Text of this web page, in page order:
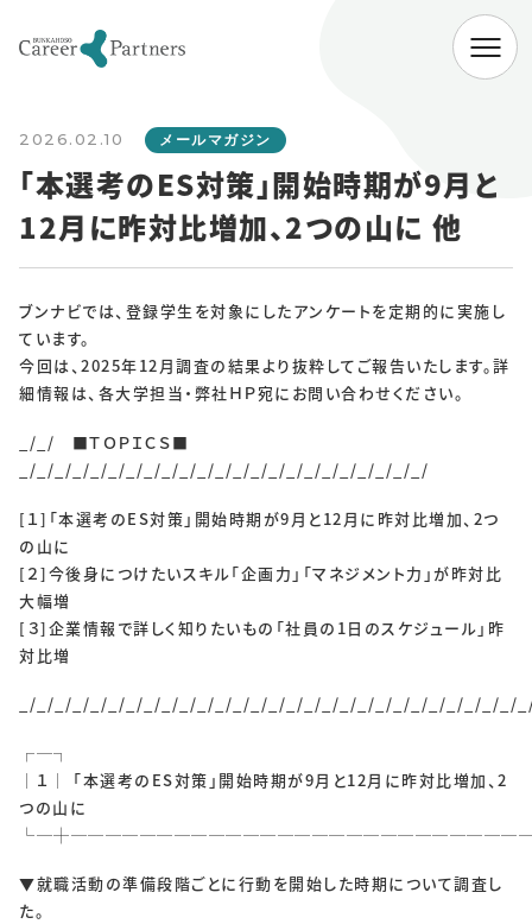
2026.02.10 メールマガジン
「本選考のES対策」開始時期が9月と
12月に昨対比増加、2つの山に 他
ブンナビでは、登録学生を対象にしたアンケートを定期的に実施し
ています。
今回は、2025年12月調査の結果より抜粋してご報告いたします。詳
細情報は、各大学担当・弊社ＨＰ宛にお問い合わせください。
_/_/ ■ＴＯＰＩＣＳ■
_/_/_/_/_/_/_/_/_/_/_/_/_/_/_/_/_/_/_/_/_/_/_/
[１]「本選考のES対策」開始時期が9月と12月に昨対比増加、2つ
の山に
[２]今後身につけたいスキル「企画力」「マネジメント力」が昨対比
大幅増
[３]企業情報で詳しく知りたいもの「社員の1日のスケジュール」昨
対比増
_/_/_/_/_/_/_/_/_/_/_/_/_/_/_/_/_/_/_/_/_/_/_/_/_/_/_/_/
┌─┐
│１│ 「本選考のES対策」開始時期が9月と12月に昨対比増加、2
つの山に
▼就職活動の準備段階ごとに行動を開始した時期について調査し
た。
会社情報
代表挨拶 経営理念 会社概要
SERVICE
企業向けサービス 病院向けサービス
大学向けサービス
お知らせ一覧
SOLUTIONS
ソリューション
RECRUIT
採用情報
新卒採用
個人情報保護方針